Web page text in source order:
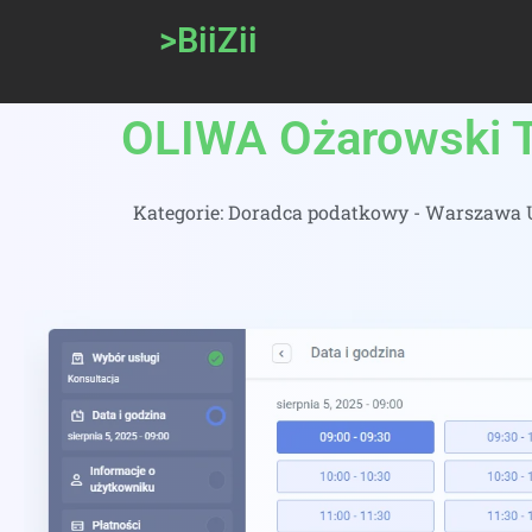
>BiiZii
OLIWA Ożarowski
Kategorie:Doradca podatkowy -